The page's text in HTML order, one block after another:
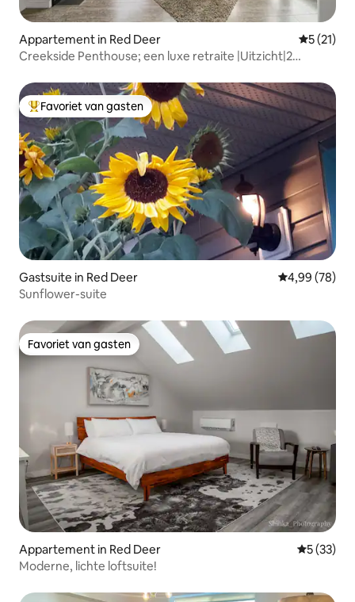
Appartement in Red Deer
5 (21)
Creekside Penthouse; een luxe retraite |Uitzicht|2
Topfavoriet van gasten
Favoriet van gasten
Gastsuite in Red Deer Gemiddelde
4,99 (78)
Sunflower-suite
Favoriet van gasten
Favoriet van gasten
Appartement in Red Deer
5 (33)
Moderne, lichte loftsuite!